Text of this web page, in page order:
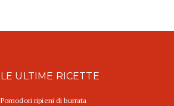
LE ULTIME RICETTE
Pomodori ripieni di burrata